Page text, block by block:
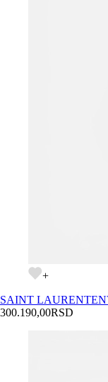
+
SAINT LAURENT
300.190,00RSD